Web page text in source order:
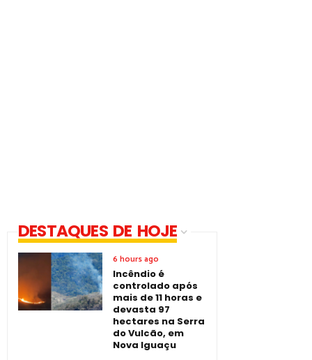
DESTAQUES DE HOJE
6 hours ago
Incêndio é
controlado após
mais de 11 horas e
devasta 97
hectares na Serra
do Vulcão, em
Nova Iguaçu